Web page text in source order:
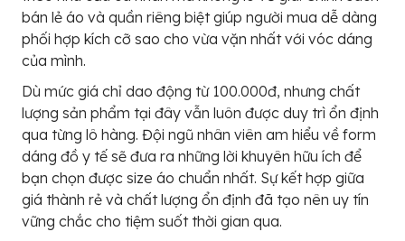
bán lẻ áo và quần riêng biệt giúp người mua dễ dàng
phối hợp kích cỡ sao cho vừa vặn nhất với vóc dáng
của mình.
Dù mức giá chỉ dao động từ 100.000đ, nhưng chất
lượng sản phẩm tại đây vẫn luôn được duy trì ổn định
qua từng lô hàng. Đội ngũ nhân viên am hiểu về form
dáng đồ y tế sẽ đưa ra những lời khuyên hữu ích để
bạn chọn được size áo chuẩn nhất. Sự kết hợp giữa
giá thành rẻ và chất lượng ổn định đã tạo nên uy tín
vững chắc cho tiệm suốt thời gian qua.